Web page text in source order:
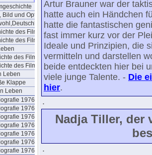
und Optik
des Films 1
des Films 2
des Films I
des Films II
Leben
Klappe
Leben
1976-01
1976-02
1976-03
1976-04
1976-05
1976-06
1976-07
Artur Brauner war der
hatte auch ein Händchen
hatte die fantastischen
fast immer kurz vor der
Ideale und Prinzipien, die
vermitteln und darstellen
beide entdeckten hier bei
viele junge Talente. - Die
hier.
.
Nadja Tiller, der
.